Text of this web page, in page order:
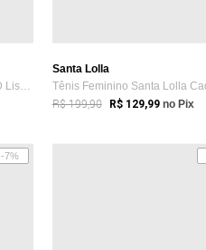
Sandália Melissa Possession AD Liso Bege
Santa Lolla
R$ 199,90 R$ 129,99 no Pix
-7%